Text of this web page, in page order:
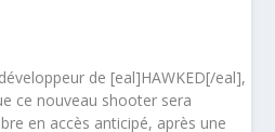
de [eal]HAWKED[/eal],
ce nouveau shooter sera
en accès anticipé, après une